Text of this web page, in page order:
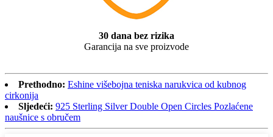
30 dana bez rizika
Garancija na sve proizvode
Prethodno: Eshine višebojna teniska narukvica od kubnog
cirkonija
Sljedeći: 925 Sterling Silver Double Open Circles Pozlaćene
naušnice s obručem